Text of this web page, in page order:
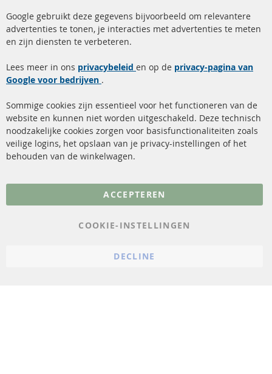
facebook
instagram
Snelle links
Roetfilter reiniging
Katalysator (KAT)
sensoren
FAQ
Kundenservice
Verzendingskosten
Contact
Annuleer contract
Gegevensbescherming
Google gebruikt deze gegevens bijvoorbeeld om relevantere
advertenties te tonen, je interacties met advertenties te meten
en zijn diensten te verbeteren.
Lees meer in ons privacybeleid en op de privacy-pagina van
Google voor bedrijven .
Sommige cookies zijn essentieel voor het functioneren van de
website en kunnen niet worden uitgeschakeld. Deze technisch
noodzakelijke cookies zorgen voor basisfunctionaliteiten zoals
veilige logins, het opslaan van je privacy-instellingen of het
behouden van de winkelwagen.
ACCEPTEREN
COOKIE-INSTELLINGEN
DECLINE